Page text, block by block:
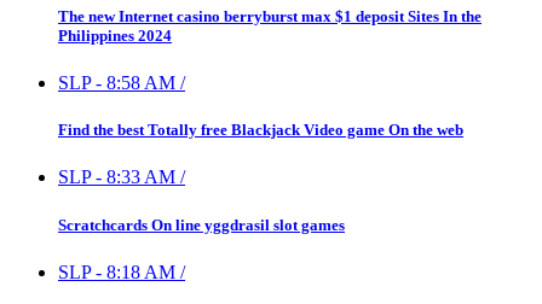
The new Internet casino berryburst max $1 deposit Sites In the
Philippines 2024
SLP- 8:58 AM /
Find the best Totally free Blackjack Video game On the web
SLP- 8:33 AM /
Scratchcards On line yggdrasil slot games
SLP- 8:18 AM /